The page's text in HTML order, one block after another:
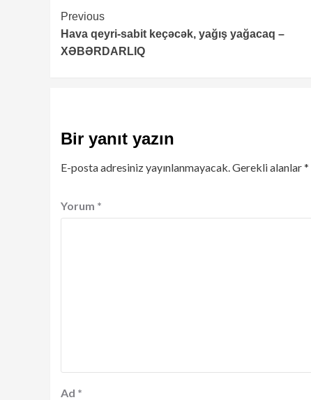
Continue
Reading
Previous
Hava qeyri-sabit keçəcək, yağış yağacaq –
XƏBƏRDARLIQ
Bir yanıt yazın
E-posta adresiniz yayınlanmayacak.Gerekli alanlar*
Yorum *
Ad *